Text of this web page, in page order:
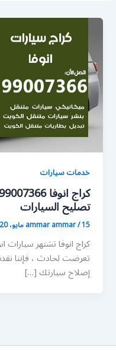
خدمات سيارات
تصليح السيارات
ammar ammar/15 مايو، 2020
كراج انوفا تشتهر سيارات
تعرضت لحادث ، فإننا
إصلاح سيارتك […]